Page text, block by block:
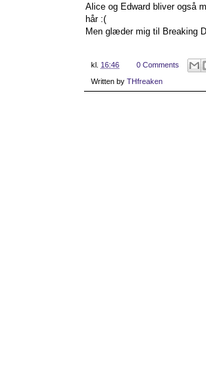
Alice og Edward bliver også
hår :(
Men glæder mig til Breaking
kl. 16:46 0 Comments
Written by THfreaken